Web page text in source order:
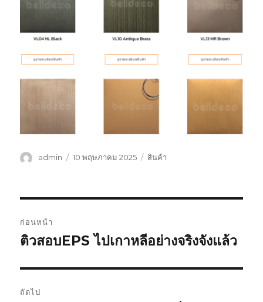
ผู้admin
เขียน
10 พฤษภาคม 2025
หมวด
สินค้า
เรื่อง
ก่อนหน้า
เรื่อง
หน้า:
ติวสอบEPS ไปเกาหลีอย่างจริงจังแล้ว
ถัดไป